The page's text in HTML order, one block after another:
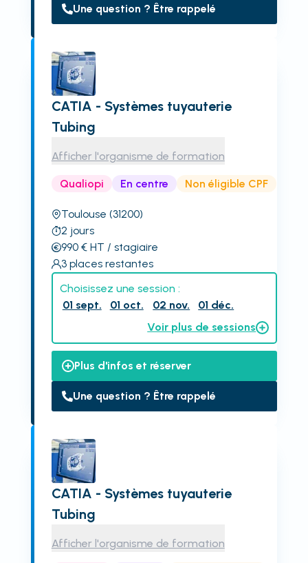
Une question ? Être rappelé
CATIA - Systèmes tuyauterie
Tubing
Afficher l'organisme de formation
Qualiopi En centre Non éligible CPF
Toulouse (31200)
2 jours
990€ HT / stagiaire
3 places restantes
Choisissez une session :
01 sept.
01 oct. 02 nov.
01 déc.
Voir plus de sessions
Plus d'infos et réserver
Une question ? Être rappelé
CATIA - Systèmes tuyauterie
Tubing
Afficher l'organisme de formation